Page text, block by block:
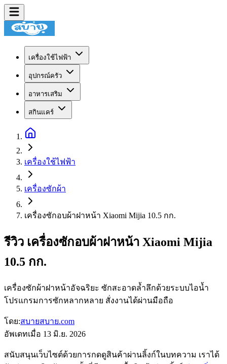
เครื่องใช้ไฟฟ้า
อุปกรณ์ครัว
อาหารเสริม
สกินแคร์
เครื่องใช้ไฟฟ้า
เครื่องซักผ้า
เครื่องซักอบผ้าฝาหน้า Xiaomi Mijia 10.5 กก.
รีวิว เครื่องซักอบผ้าฝาหน้า Xiaomi Mijia
10.5 กก.
เครื่องซักผ้าฝาหน้าอัจฉริยะ ซักสะอาดล้ำลึกด้วยระบบไอน้ำ
โปรแกรมการซักหลากหลาย สั่งงานได้ผ่านมือถือ
โดย:สบายสบาย.com
อัพเดทเมื่อ 13 มิ.ย. 2026
สนับสนุนเว็บไซต์ด้วยการกดดูสินค้าผ่านลิ้งก์ในบทความ เราได้